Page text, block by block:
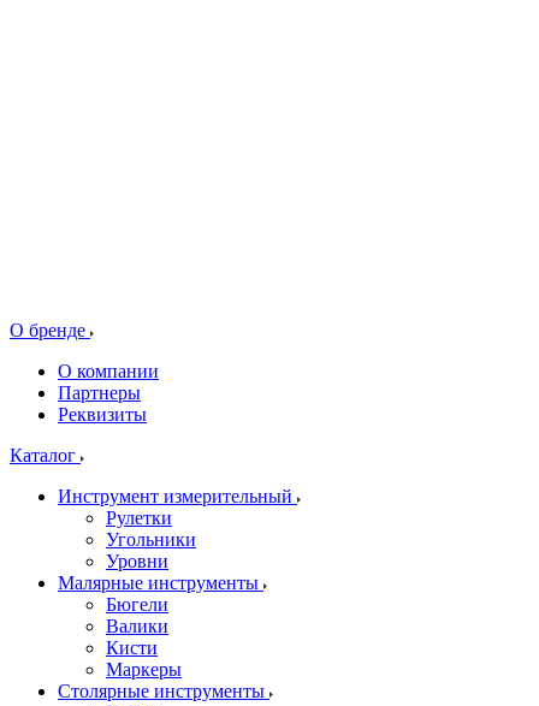
О бренде
О компании
Партнеры
Реквизиты
Каталог
Инструмент измерительный
Рулетки
Угольники
Уровни
Малярные инструменты
Бюгели
Валики
Кисти
Маркеры
Столярные инструменты